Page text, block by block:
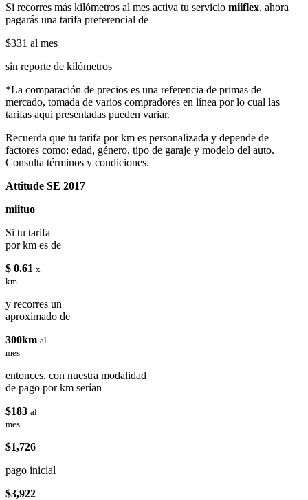
Si recorres más kilómetros al mes activa tu servicio miiflex, ahora
pagarás una tarifa preferencial de
$331 al mes
sin reporte de kilómetros
*La comparación de precios es una referencia de primas de
mercado, tomada de varios compradores en línea por lo cual las
tarifas aqui presentadas pueden variar.
Recuerda que tu tarifa por km es personalizada y depende de
factores como: edad, género, tipo de garaje y modelo del auto.
Consulta términos y condiciones.
Attitude SE 2017
miituo
Si tu tarifa
por km es de
$ 0.61 x
km
y recorres un
aproximado de
300km al
mes
entonces, con nuestra modalidad
de pago por km serían
$183 al
mes
$1,726
pago inicial
$3,922